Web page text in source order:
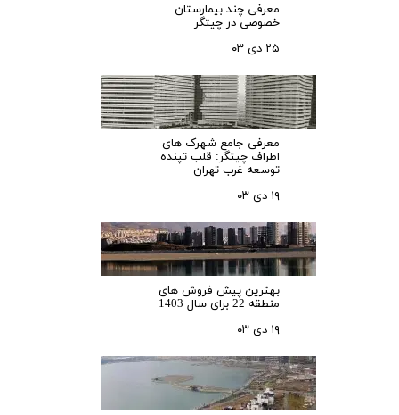
معرفی چند بیمارستان
خصوصی در چیتگر
۲۵ دی ۰۳
معرفی جامع شهرک‌ های
اطراف چیتگر: قلب تپنده
توسعه غرب تهران
۱۹ دی ۰۳
بهترین پیش فروش های
منطقه 22 برای سال 1403
۱۹ دی ۰۳